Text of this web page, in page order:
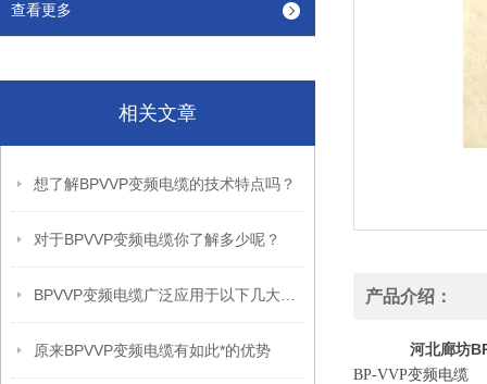
查看更多
相关文章
想了解BPVVP变频电缆的技术特点吗？
对于BPVVP变频电缆你了解多少呢？
原来BPVVP变频电缆有如此*的优势
产品介绍：
河北廊坊
BP-VVP变频电缆